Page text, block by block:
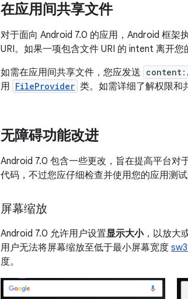
在应用间共享文件
对于面向 Android 7.0 的应用，Android 框架
URI。如果一项包含文件 URI 的 intent 离开
如需在应用间共享文件，您应发送
用 FileProvider 类。如需详细了解权限和
无障碍功能改进
Android 7.0 包含一些更改，旨在提高平台对
代码，不过您应仔细检查并使用您的应用测
屏幕缩放
Android 7.0 允许用户设置显示大小，以放大
用户无法将屏幕缩放至低于最小屏幕宽度
度。